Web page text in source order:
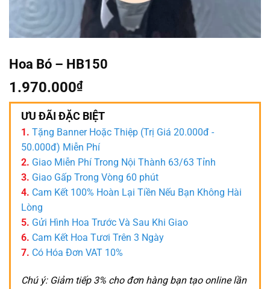
Hoa Bó – HB150
1.970.000₫
ƯU ĐÃI ĐẶC BIỆT
1. Tặng Banner Hoặc Thiệp (Trị Giá 20.000đ -
50.000đ) Miễn Phí
2. Giao Miễn Phí Trong Nội Thành 63/63 Tỉnh
3. Giao Gấp Trong Vòng 60 phút
4. Cam Kết 100% Hoàn Lại Tiền Nếu Bạn Không Hài
Lòng
5. Gửi Hình Hoa Trước Và Sau Khi Giao
6. Cam Kết Hoa Tươi Trên 3 Ngày
7. Có Hóa Đơn VAT 10%
Chú ý: Giảm tiếp 3% cho đơn hàng bạn tạo online lần